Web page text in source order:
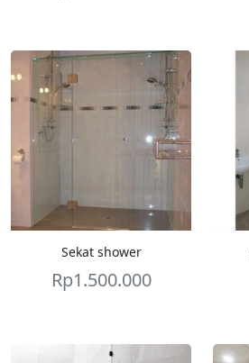
Sekat shower
Rp1.500.000